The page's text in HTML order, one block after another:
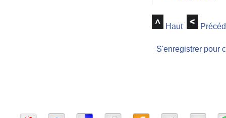
Haut
S'enregistrer pour